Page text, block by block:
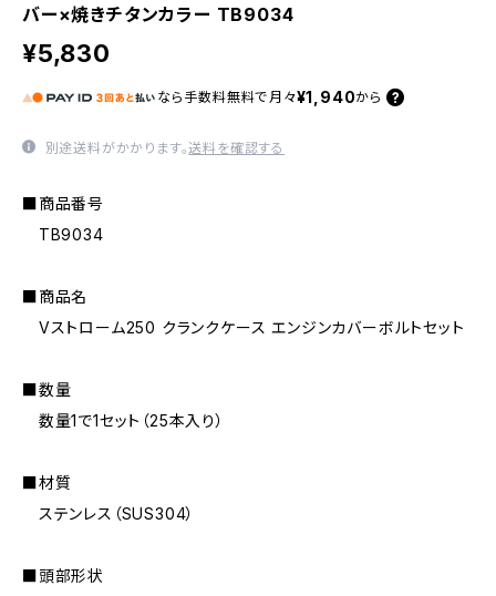
バー×焼きチタンカラー TB9034
¥5,830
なら 手数料無料で 月々¥1,940から
別途送料がかかります。送料を確認する
■商品番号
TB9034
■商品名
Vストローム250 クランクケース エンジンカバーボルトセット
■数量
数量1で1セット（25本入り）
■材質
ステンレス（SUS304）
■頭部形状